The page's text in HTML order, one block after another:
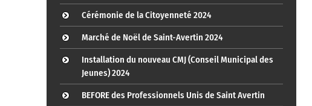
Cérémonie de la Citoyenneté 2024
Marché de Noël de Saint-Avertin 2024
Installation du nouveau CMJ (Conseil Municipal des
Jeunes) 2024
BEFORE des Professionnels Unis de Saint Avertin